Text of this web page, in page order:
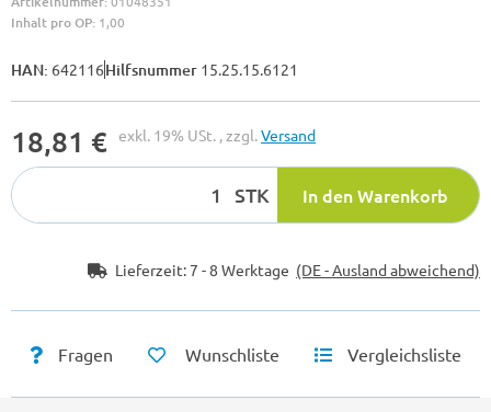
Inhalt pro OP: 1,00
HAN: 642116Hilfsnummer 15.25.15.6121
18,81 € exkl. 19% USt. , zzgl.Versand
STK In den Warenkorb
Lieferzeit:7 - 8 Werktage (DE - Ausland abweichend)
Fragen Wunschliste Vergleichsliste